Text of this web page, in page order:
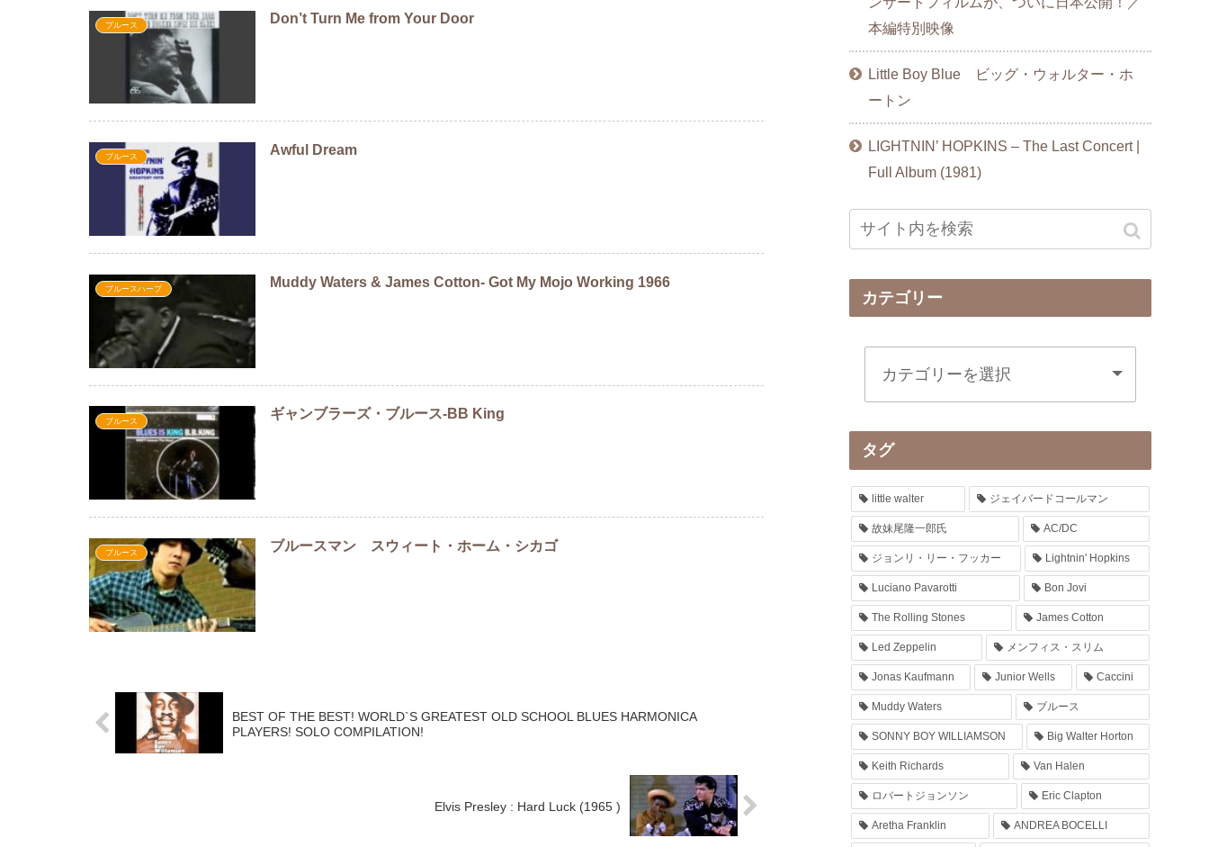
ブルース Don’t Turn Me from Your Door
ブルース Awful Dream
ブルースハープ Muddy Waters & James Cotton- Got My Mojo Working 1966
ブルース ギャンブラーズ・ブルース-BB King
ブルース ブルースマン スウィート・ホーム・シカゴ
BEST OF THE BEST! WORLD`S GREATEST OLD SCHOOL BLUES HARMONICA
PLAYERS! SOLO COMPILATION!
Elvis Presley : Hard Luck (1965 )
本編特別映像
Little Boy Blue ビッグ・ウォルター・ホ
ートン
LIGHTNIN’ HOPKINS – The Last Concert |
Full Album (1981)
カテゴリー
タグ
little walter ジェイバードコールマン
故妹尾隆一郎氏 AC/DC
ジョンリ・リー・フッカー Lightnin' Hopkins
Luciano Pavarotti Bon Jovi
The Rolling Stones James Cotton
Led Zeppelin メンフィス・スリム
Jonas Kaufmann Junior Wells Caccini
Muddy Waters ブルース
SONNY BOY WILLIAMSON Big Walter Horton
Keith Richards Van Halen
ロバートジョンソン Eric Clapton
Aretha Franklin ANDREA BOCELLI